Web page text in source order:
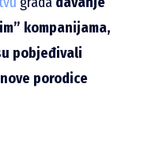
kompanijama,
pobjeđivali
porodice